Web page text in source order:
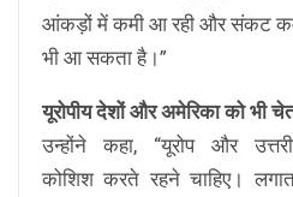
आंकड़ों में कमी आ रही और संकट कम
भी आ सकता है।”
यूरोपीय देशों और अमेरिका को भी
उन्होंने कहा, “यूरोप और
कोशिश करते रहने चाहिए।